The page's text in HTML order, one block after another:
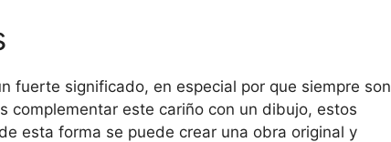
fuerte significado, en especial por que siempre son
complementar este cariño con un dibujo, estos
esta forma se puede crear una obra original y